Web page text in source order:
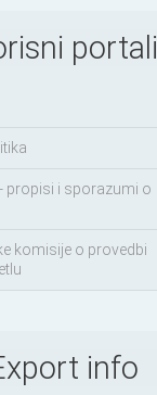
portali
propisi i sporazumi o
komisije o provedbi
info